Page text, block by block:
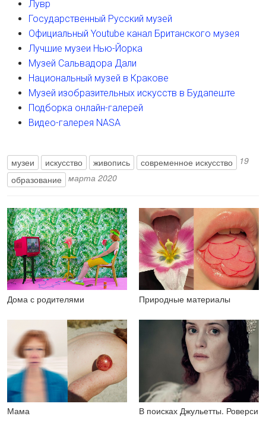
Лувр
Государственный Русский музей
Официальный Youtube канал Британского музея
Лучшие музеи Нью-Йорка
Музей Сальвадора Дали
Национальный музей в Кракове
Музей изобразительных искусств в Будапеште
Подборка онлайн-галерей
Видео-галерея NASA
музеи искусство живопись
современное искусство
образование
19
марта 2020
Дома с родителями Природные материалы
Мама В поисках Джульетты. Роверси